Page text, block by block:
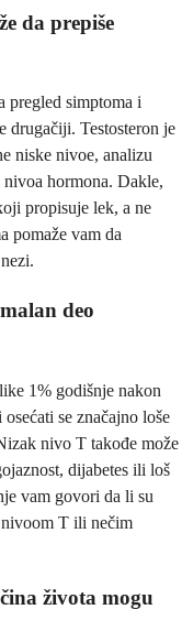
da prepiše
pregled simptoma i
drugačiji. Testosteron je
niske nivoe, analizu
hormona. Dakle,
propisuje lek, a ne
pomaže vam da
deo
1% godišnje nakon
se značajno loše
nivo T takođe može
dijabetes ili loš
vam govori da li su
nivoom T ili nečim
života mogu